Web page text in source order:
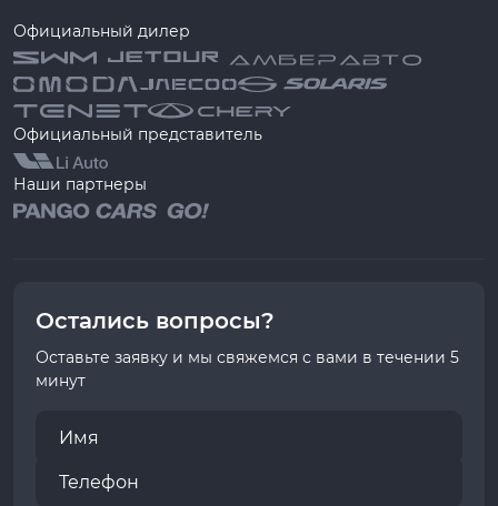
Официальный дилер
Официальный представитель
Наши партнеры
Остались вопросы?
Оставьте заявку и мы свяжемся с вами в течении 5
минут